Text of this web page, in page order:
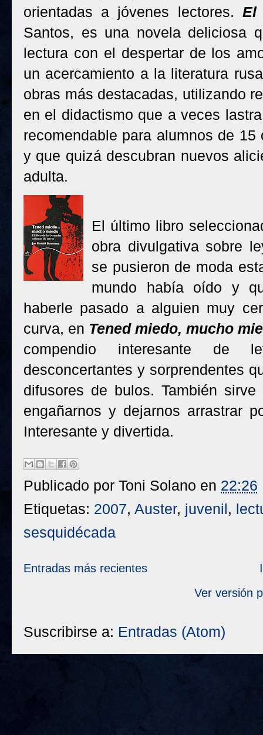
orientadas a jóvenes lectores. El
Santos, es una novela deliciosa
lectura con el despertar de los
un acercamiento a la literatura
obras más destacadas, utilizando
en el didactismo que a veces
recomendable para alumnos de
y que quizá descubran nuevos
adulta.
El último libro
obra divulgativa sobre
se pusieron de moda
mundo había oído y
haberle pasado a alguien muy
curva, en Tened miedo, mucho
compendio interesante de
desconcertantes y sorprendentes
difusores de bulos. También
engañarnos y dejarnos arrastrar
Interesante y divertida.
Publicado por Toni Solano en 22:26
Etiquetas: 2007, Auster, juvenil,
sesquidécada
Entradas más recientes
Ver versión
Suscribirse a: Entradas (Atom)